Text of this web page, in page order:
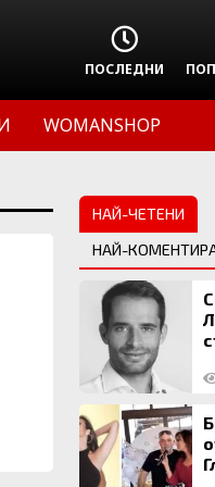
ПОСЛЕДНИ
WOMANSHOP
НАЙ-ЧЕТЕНИ
НАЙ-